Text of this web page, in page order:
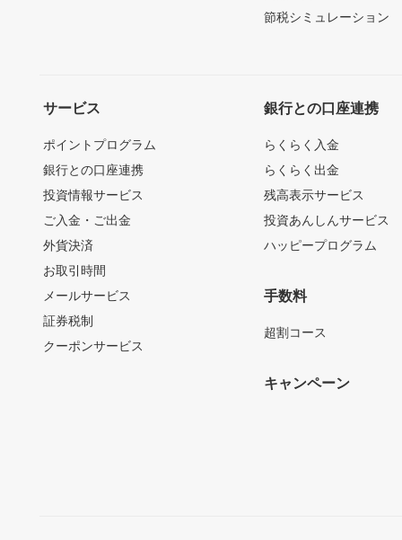
節税シミュレーション
サービス
ポイントプログラム
銀行との口座連携
投資情報サービス
ご入金・ご出金
外貨決済
お取引時間
メールサービス
証券税制
クーポンサービス
銀行との口座連携
らくらく入金
らくらく出金
残高表示サービス
投資あんしんサービス
ハッピープログラム
手数料
超割コース
キャンペーン